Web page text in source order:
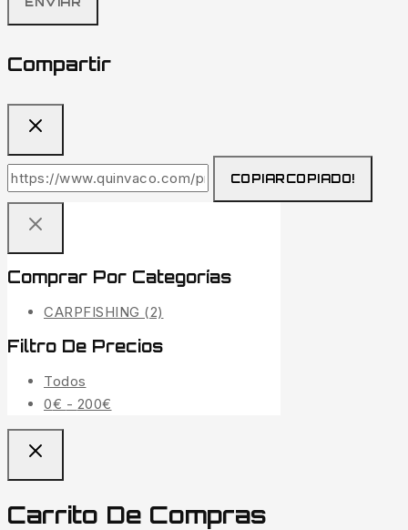
Compartir
COPIARCOPIADO!
Comprar Por Categorías
CARPFISHING (2)
Filtro De Precios
Todos
0€ - 200€
Carrito De Compras